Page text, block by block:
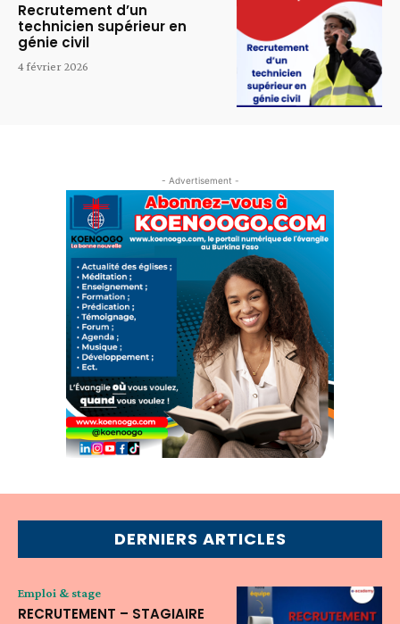
Recrutement d’un
technicien supérieur en
génie civil
4 février 2026
- Advertisement -
DERNIERS ARTICLES
Emploi & stage
RECRUTEMENT – STAGIAIRE